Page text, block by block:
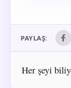
PAYLAŞ:
Her şeyi